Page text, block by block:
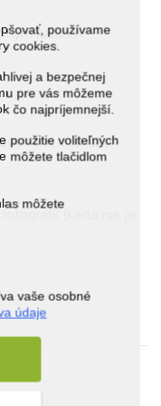
používame
cookies.
a bezpečnej
pre vás môžeme
čo najpríjemnejší.
použitie voliteľných
môžete tlačidlom
môžete
vaše osobné
údaje
káblom
intenzity
(karta nie je